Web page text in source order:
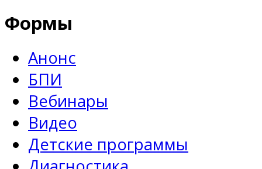
Формы
Анонс
БПИ
Вебинары
Видео
Детские программы